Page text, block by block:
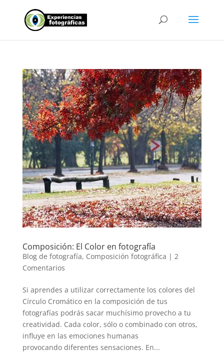
Composición: El Color en fotografía
Blog de fotografía, Composición fotográfica | 2
Comentarios
Si aprendes a utilizar correctamente los colores del
Círculo Cromático en la composición de tus
fotografías podrás sacar muchísimo provecho a tu
creatividad. Cada color, sólo o combinado con otros,
influye en las emociones humanas
provocando diferentes sensaciones. En...